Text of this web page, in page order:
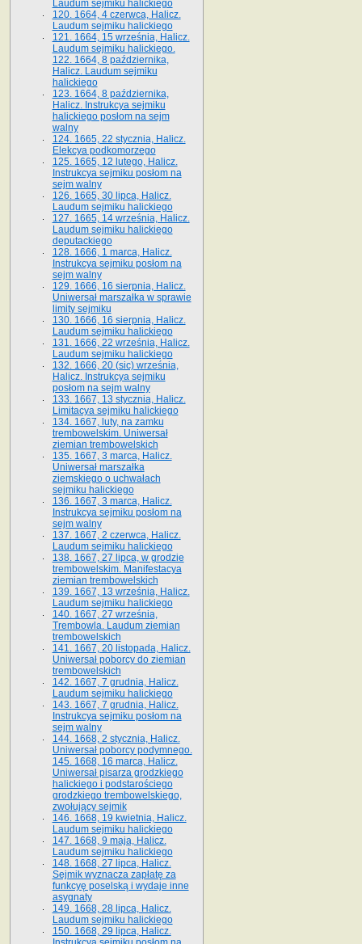
Laudum sejmiku halickiego
120. 1664, 4 czerwca, Halicz.
Laudum sejmiku halickiego
121. 1664, 15 września, Halicz.
Laudum sejmiku halickiego.
122. 1664, 8 października,
Halicz. Laudum sejmiku
halickiego
123. 1664, 8 października,
Halicz. Instrukcya sejmiku
halickiego posłom na sejm
walny
124. 1665, 22 stycznia, Halicz.
Elekcya podkomorzego
125. 1665, 12 lutego, Halicz.
Instrukcya sejmiku posłom na
sejm walny
126. 1665, 30 lipca, Halicz.
Laudum sejmiku halickiego
127. 1665, 14 września, Halicz.
Laudum sejmiku halickiego
deputackiego
128. 1666, 1 marca, Halicz.
Instrukcya sejmiku posłom na
sejm walny
129. 1666, 16 sierpnia, Halicz.
Uniwersał marszałka w sprawie
limity sejmiku
130. 1666, 16 sierpnia, Halicz.
Laudum sejmiku halickiego
131. 1666, 22 września, Halicz.
Laudum sejmiku halickiego
132. 1666, 20 (sic) września,
Halicz. Instrukcya sejmiku
posłom na sejm walny
133. 1667, 13 stycznia, Halicz.
Limitacya sejmiku halickiego
134. 1667, luty, na zamku
trembowelskim. Uniwersał
ziemian trembowelskich
135. 1667, 3 marca, Halicz.
Uniwersał marszałka
ziemskiego o uchwałach
sejmiku halickiego
136. 1667, 3 marca, Halicz.
Instrukcya sejmiku posłom na
sejm walny
137. 1667, 2 czerwca, Halicz.
Laudum sejmiku halickiego
138. 1667, 27 lipca, w grodzie
trembowelskim. Manifestacya
ziemian trembowelskich
139. 1667, 13 września, Halicz.
Laudum sejmiku halickiego
140. 1667, 27 września,
Trembowla. Laudum ziemian
trembowelskich
141. 1667, 20 listopada, Halicz.
Uniwersał poborcy do ziemian
trembowelskich
142. 1667, 7 grudnia, Halicz.
Laudum sejmiku halickiego
143. 1667, 7 grudnia, Halicz.
Instrukcya sejmiku posłom na
sejm walny
144. 1668, 2 stycznia, Halicz.
Uniwersał poborcy podymnego.
145. 1668, 16 marca, Halicz.
Uniwersał pisarza grodzkiego
halickiego i podstarościego
grodzkiego trembowelskiego,
zwołujący sejmik
146. 1668, 19 kwietnia, Halicz.
Laudum sejmiku halickiego
147. 1668, 9 maja, Halicz.
Laudum sejmiku halickiego
148. 1668, 27 lipca, Halicz.
Sejmik wyznacza zapłatę za
funkcyę poselską i wydaje inne
asygnaty
149. 1668, 28 lipca, Halicz.
Laudum sejmiku halickiego
150. 1668, 29 lipca, Halicz.